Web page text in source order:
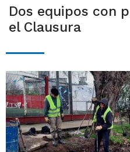
Dos equipos con
el Clausura